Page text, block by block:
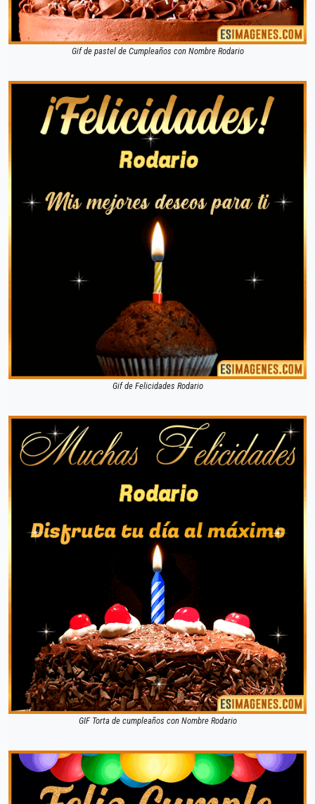
Gif de pastel de Cumpleaños con Nombre Rodario
Gif de Felicidades Rodario
GIF Torta de cumpleaños con Nombre Rodario